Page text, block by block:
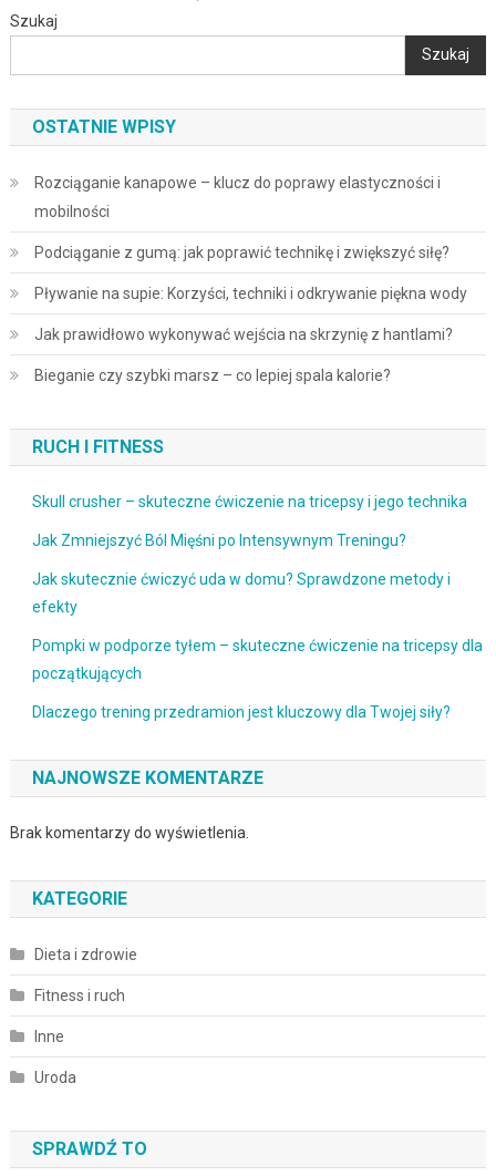
Szukaj
Szukaj
OSTATNIE WPISY
Rozciąganie kanapowe – klucz do poprawy elastyczności i
mobilności
Podciąganie z gumą: jak poprawić technikę i zwiększyć siłę?
Pływanie na supie: Korzyści, techniki i odkrywanie piękna wody
Jak prawidłowo wykonywać wejścia na skrzynię z hantlami?
Bieganie czy szybki marsz – co lepiej spala kalorie?
RUCH I FITNESS
Skull crusher – skuteczne ćwiczenie na tricepsy i jego technika
Jak Zmniejszyć Ból Mięśni po Intensywnym Treningu?
Jak skutecznie ćwiczyć uda w domu? Sprawdzone metody i
efekty
Pompki w podporze tyłem – skuteczne ćwiczenie na tricepsy dla
początkujących
Dlaczego trening przedramion jest kluczowy dla Twojej siły?
NAJNOWSZE KOMENTARZE
Brak komentarzy do wyświetlenia.
KATEGORIE
Dieta i zdrowie
Fitness i ruch
Inne
Uroda
SPRAWDŹ TO